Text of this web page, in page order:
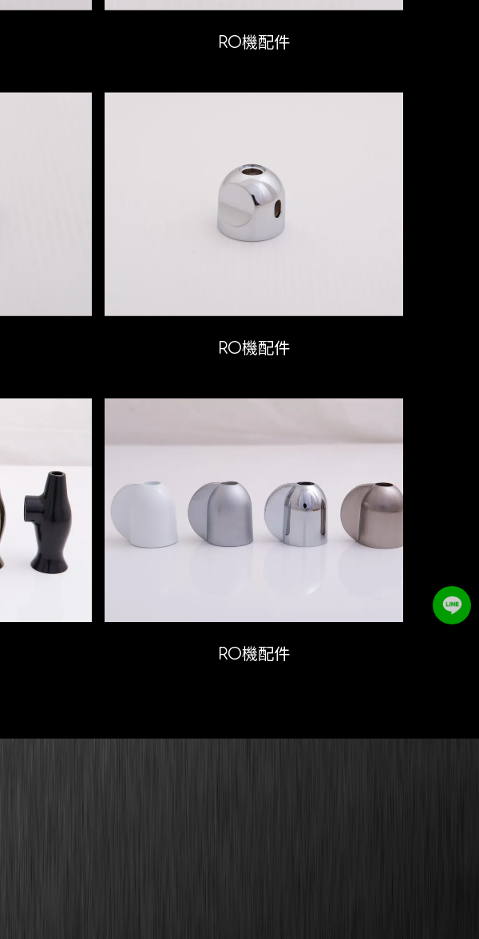
RO機配件
RO機配件
RO機配件